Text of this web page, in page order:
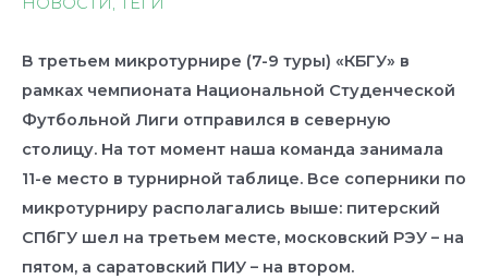
В третьем микротурнире (7-9 туры) «КБГУ» в
рамках чемпионата Национальной Студенческой
Футбольной Лиги отправился в северную
столицу. На тот момент наша команда занимала
11-е место в турнирной таблице. Все соперники по
микротурниру располагались выше: питерский
СПбГУ шел на третьем месте, московский РЭУ – на
пятом, а саратовский ПИУ – на втором.